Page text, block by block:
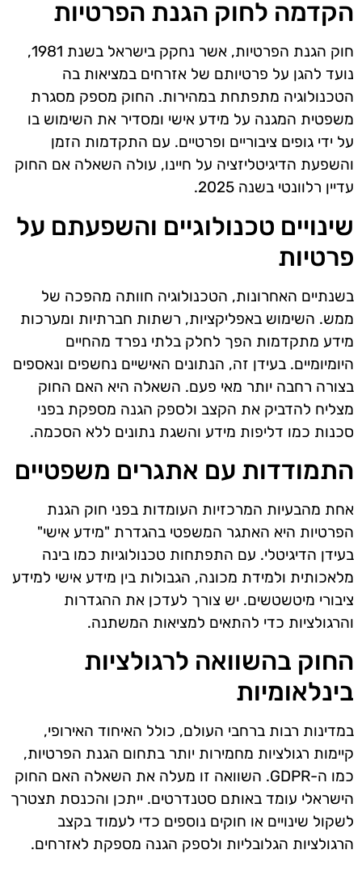
הקדמה לחוק הגנת הפרטיות
חוק הגנת הפרטיות, אשר נחקק בישראל בשנת 1981,
נועד להגן על פרטיותם של אזרחים במציאות בה
הטכנולוגיה מתפתחת במהירות. החוק מספק מסגרת
משפטית המגנה על מידע אישי ומסדיר את השימוש בו
על ידי גופים ציבוריים ופרטיים. עם התקדמות הזמן
והשפעת הדיגיטליזציה על חיינו, עולה השאלה אם החוק
עדיין רלוונטי בשנה 2025.
שינויים טכנולוגיים והשפעתם על
פרטיות
בשנתיים האחרונות, הטכנולוגיה חוותה מהפכה של
ממש. השימוש באפליקציות, רשתות חברתיות ומערכות
מידע מתקדמות הפך לחלק בלתי נפרד מהחיים
היומיומיים. בעידן זה, הנתונים האישיים נחשפים ונאספים
בצורה רחבה יותר מאי פעם. השאלה היא האם החוק
מצליח להדביק את הקצב ולספק הגנה מספקת בפני
סכנות כמו דליפות מידע והשגת נתונים ללא הסכמה.
התמודדות עם אתגרים משפטיים
אחת מהבעיות המרכזיות העומדות בפני חוק הגנת
הפרטיות היא האתגר המשפטי בהגדרת "מידע אישי"
בעידן הדיגיטלי. עם התפתחות טכנולוגיות כמו בינה
מלאכותית ולמידת מכונה, הגבולות בין מידע אישי למידע
ציבורי מיטשטשים. יש צורך לעדכן את ההגדרות
והרגולציות כדי להתאים למציאות המשתנה.
החוק בהשוואה לרגולציות
בינלאומיות
במדינות רבות ברחבי העולם, כולל האיחוד האירופי,
קיימות רגולציות מחמירות יותר בתחום הגנת הפרטיות,
כמו ה-GDPR. השוואה זו מעלה את השאלה האם החוק
הישראלי עומד באותם סטנדרטים. ייתכן והכנסת תצטרך
לשקול שינויים או חוקים נוספים כדי לעמוד בקצב
הרגולציות הגלובליות ולספק הגנה מספקת לאזרחים.